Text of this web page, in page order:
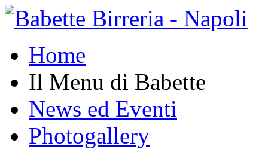
Home
Il Menu di Babette
News ed Eventi
Photogallery